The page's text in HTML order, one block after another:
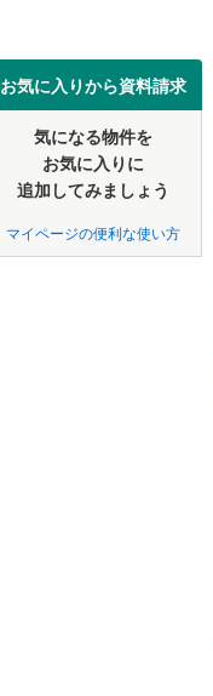
お気に入りから資料請求
気になる物件を
お気に入りに
追加してみましょう
マイページの便利な使い方